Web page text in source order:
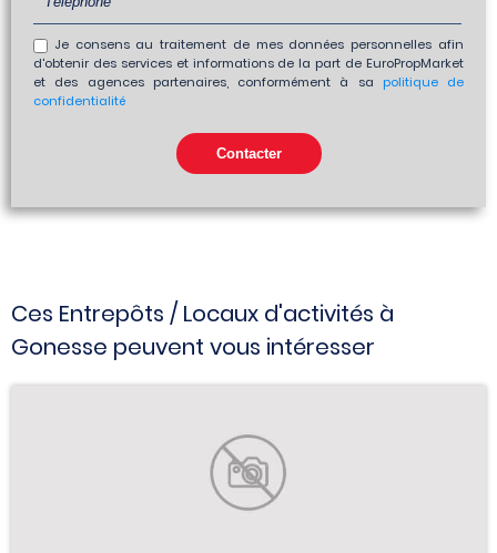
Je consens au traitement de mes données personnelles afin
d'obtenir des services et informations de la part de EuroPropMarket
et des agences partenaires, conformément à sa politique de
confidentialité
Ces Entrepôts / Locaux d'activités à
Gonesse peuvent vous intéresser